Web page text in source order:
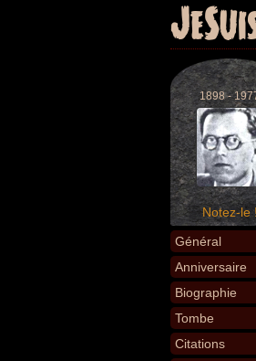
1898 -
Notez-le !
Général
Anniversaire
Biographie
Tombe
Citations